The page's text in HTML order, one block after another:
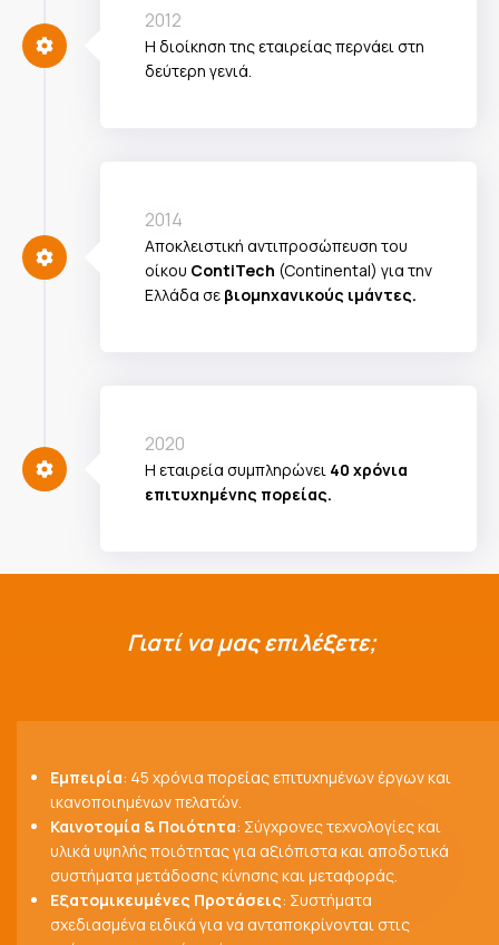
2012
Η διοίκηση της εταιρείας περνάει στη
δεύτερη γενιά.
2014
Αποκλειστική αντιπροσώπευση του
οίκου ContiTech (Continental) για την
Ελλάδα σε βιομηχανικούς ιμάντες.
2020
Η εταιρεία συμπληρώνει 40 χρόνια
επιτυχημένης πορείας.
Γιατί ναμαςεπιλέξετε;
Εμπειρία: 45 χρόνια πορείας επιτυχημένων έργων και
ικανοποιημένων πελατών.
Καινοτομία & Ποιότητα: Σύγχρονες τεχνολογίες και
υλικά υψηλής ποιότητας για αξιόπιστα και αποδοτικά
συστήματα μετάδοσης κίνησης και μεταφοράς.
Εξατομικευμένες Προτάσεις: Συστήματα
σχεδιασμένα ειδικά για να ανταποκρίνονται στις